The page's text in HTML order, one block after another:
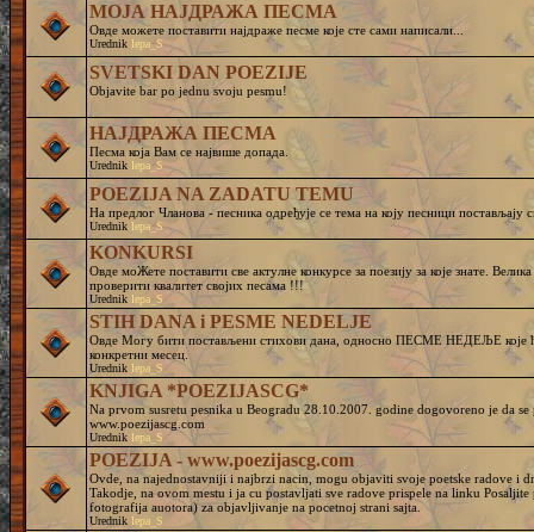
МОЈА НАЈДРАЖА ПЕСМА
Овде можете поставити најдраже песме које сте сами написали...
Urednik lepa_S
SVETSKI DAN POEZIJE
Objavite bar po jednu svoju pesmu!
НАЈДРАЖА ПЕСМА
Песма која Вам се највише допада.
Urednik lepa_S
POEZIJA NA ZADATU TEMU
На предлог Чланова - песника одређује се тема на коју песници
Urednik lepa_S
KONKURSI
Овде моЖете поставити све актулне конкурсе за поезију за које знате.
проверити квалитет својих песама !!!
Urednik lepa_S
STIH DANA i PESME NEDELJE
Овде Могу бити постављени стихови дана, односно ПЕСМЕ НЕДЕЉЕ које
конкретни месец.
Urednik lepa_S
KNJIGA *POEZIJASCG*
Na prvom susretu pesnika u Beogradu 28.10.2007. godine dogovoreno je da
www.poezijascg.com
Urednik lepa_S
POEZIJA - www.poezijascg.com
Ovde, na najednostavniji i najbrzi nacin, mogu objaviti svoje poetske radove i
Takodje, na ovom mestu i ja cu postavljati sve radove prispele na linku
fotografija auotora) za objavljivanje na pocetnoj strani sajta.
Urednik lepa_S